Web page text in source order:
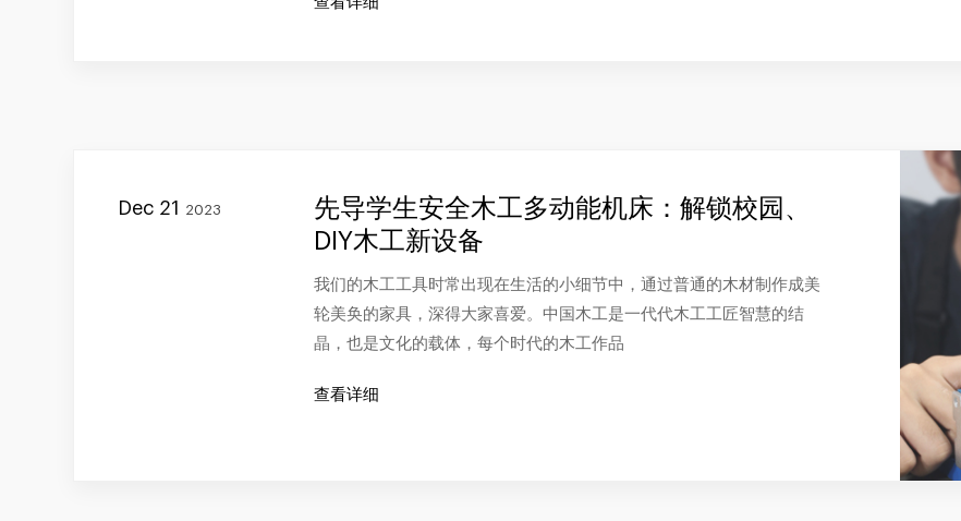
Dec 21 2023
先导学生安全木工多动能机床：解锁校园、
DIY木工新设备
我们的木工工具时常出现在生活的小细节中，通过普通的木材制作成美
轮美奂的家具，深得大家喜爱。中国木工是一代代木工工匠智慧的结
晶，也是文化的载体，每个时代的木工作品
查看详细